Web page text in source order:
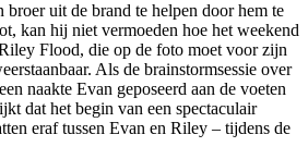
uit de brand te helpen door hem te
kan hij niet vermoeden hoe het weekend
Flood, die op de foto moet voor zijn
Als de brainstormsessie over
naakte Evan geposeerd aan de voeten
dat het begin van een spectaculair
eraf tussen Evan en Riley – tijdens de